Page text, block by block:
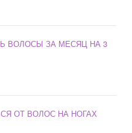
ВОЛОСЫ ЗА МЕСЯЦ НА 3
ОТ ВОЛОС НА НОГАХ